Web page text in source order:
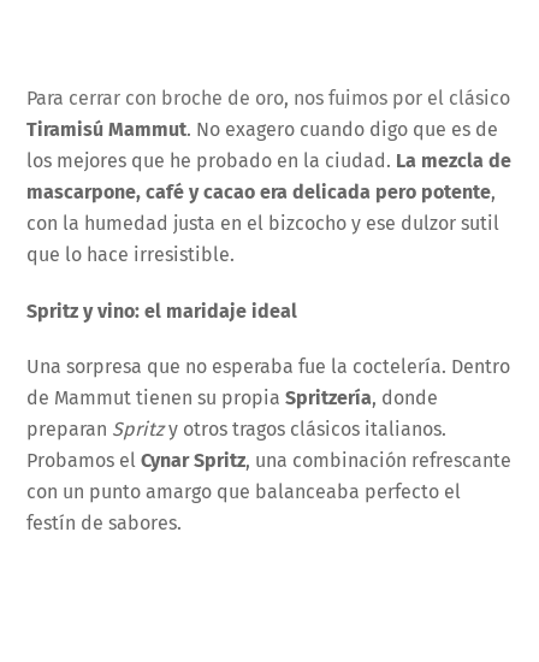
Para cerrar con broche de oro, nos fuimos por el clásico
Tiramisú Mammut. No exagero cuando digo que es de
los mejores que he probado en la ciudad. La mezcla de
mascarpone, café y cacao era delicada pero potente,
con la humedad justa en el bizcocho y ese dulzor sutil
que lo hace irresistible.
Spritz y vino: el maridaje ideal
Una sorpresa que no esperaba fue la coctelería. Dentro
de Mammut tienen su propiaSpritzería, donde
preparan Spritzy otros tragos clásicos italianos.
Probamos elCynar Spritz, una combinación refrescante
con un punto amargo que balanceaba perfecto el
festín de sabores.